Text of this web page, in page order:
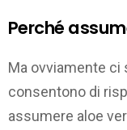
Perché
Ma ovviamente ci
consentono di
assumere aloe